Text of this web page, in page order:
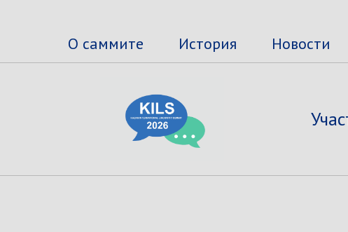
О саммите История Новости